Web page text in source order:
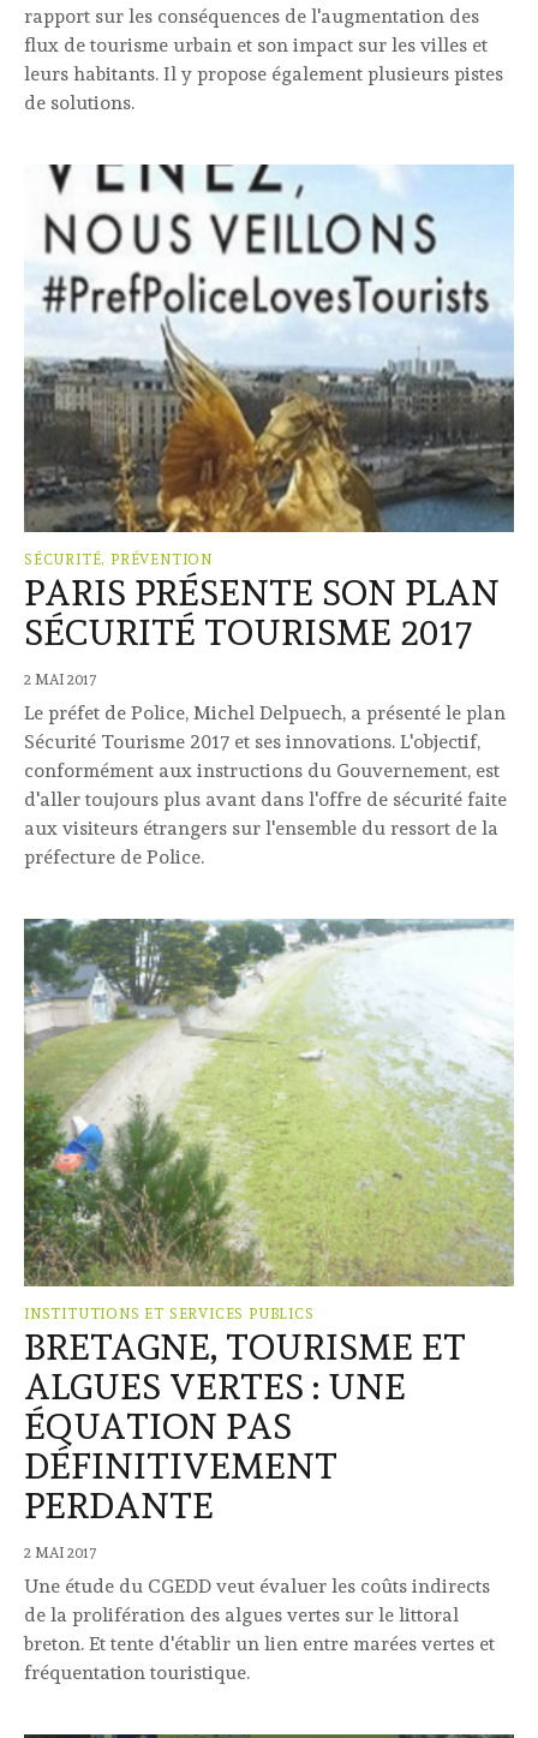
rapport sur les conséquences de l'augmentation des
flux de tourisme urbain et son impact sur les villes et
leurs habitants. Il y propose également plusieurs pistes
de solutions.
SÉCURITÉ, PRÉVENTION
PARIS PRÉSENTE SON PLAN
SÉCURITÉ TOURISME 2017
2 MAI 2017
Le préfet de Police, Michel Delpuech, a présenté le plan
Sécurité Tourisme 2017 et ses innovations. L'objectif,
conformément aux instructions du Gouvernement, est
d'aller toujours plus avant dans l'offre de sécurité faite
aux visiteurs étrangers sur l'ensemble du ressort de la
préfecture de Police.
INSTITUTIONS ET SERVICES PUBLICS
BRETAGNE, TOURISME ET
ALGUES VERTES : UNE
ÉQUATION PAS
DÉFINITIVEMENT
PERDANTE
2 MAI 2017
Une étude du CGEDD veut évaluer les coûts indirects
de la prolifération des algues vertes sur le littoral
breton. Et tente d'établir un lien entre marées vertes et
fréquentation touristique.